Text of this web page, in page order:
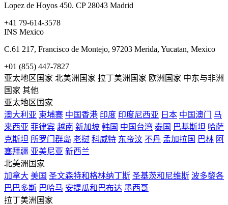
Lopez de Hoyos 450. CP 28043 Madrid
+41 79-614-3578
INS Mexico
C.61 217, Francisco de Montejo, 97203 Merida, Yucatan, Mexico
+01 (855) 447-7827
亚太地区国家 北美洲国家 拉丁美洲国家 欧洲国家 中东与非洲
国家 其他
亚太地区国家
澳大利亚 柬埔寨 中国香港 印度 印度尼西亚 日本 中国澳门
马
来西亚 菲律宾 越南 新加坡 韩国 中国台湾 泰国 巴基斯坦 哈萨
克斯坦 所罗门群岛 老挝 科威特 东帝汶 不丹 孟加拉国 巴林 阿
塞拜疆 亚美尼亚 新西兰
北美洲国家
加拿大 美国 圣文森特和格林纳丁斯 圣基茨和尼维斯 波多黎各
巴巴多斯 巴哈马 安提瓜和巴布达 墨西哥
拉丁美洲国家